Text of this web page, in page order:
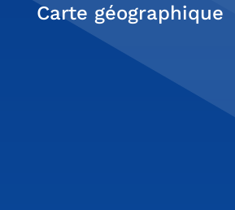
Carte géographique